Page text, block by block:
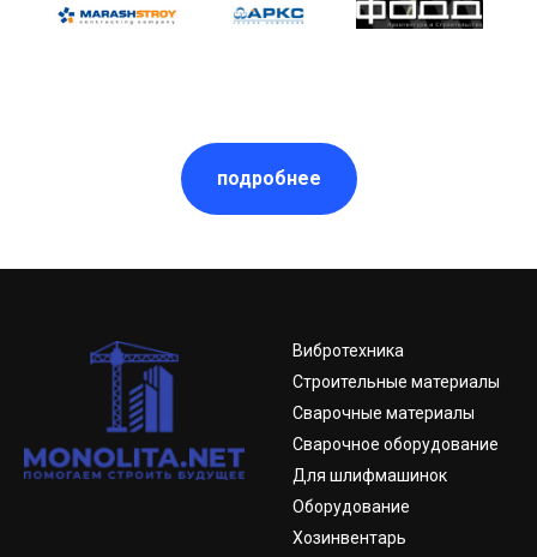
подробнее
Вибротехника
Строительные материалы
Сварочные материалы
Сварочное оборудование
Для шлифмашинок
Оборудование
Хозинвентарь